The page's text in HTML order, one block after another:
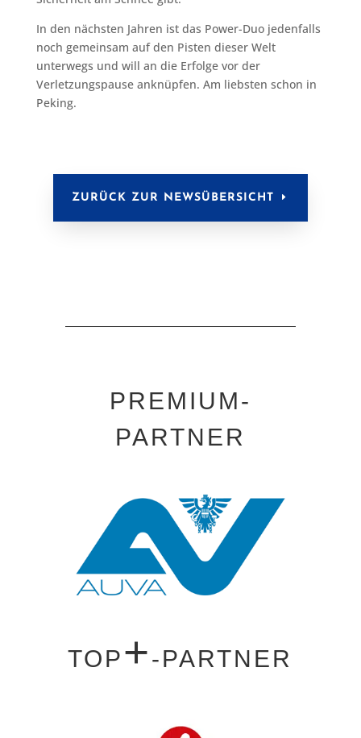
In den nächsten Jahren ist das Power-Duo jedenfalls
noch gemeinsam auf den Pisten dieser Welt
unterwegs und will an die Erfolge vor der
Verletzungspause anknüpfen. Am liebsten schon in
Peking.
ZURÜCK ZUR NEWSÜBERSICHT
PREMIUM-
PARTNER
TOP+-PARTNER